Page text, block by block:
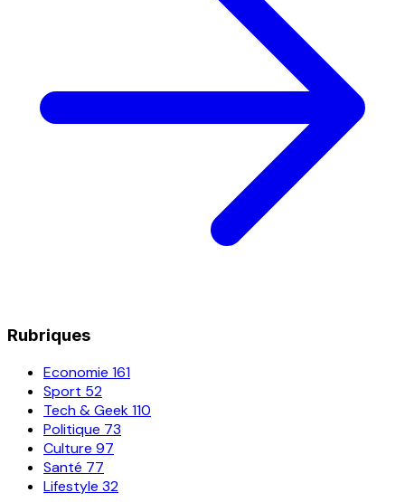
Rubriques
Economie 161
Sport 52
Tech & Geek110
Politique 73
Culture 97
Santé 77
Lifestyle 32